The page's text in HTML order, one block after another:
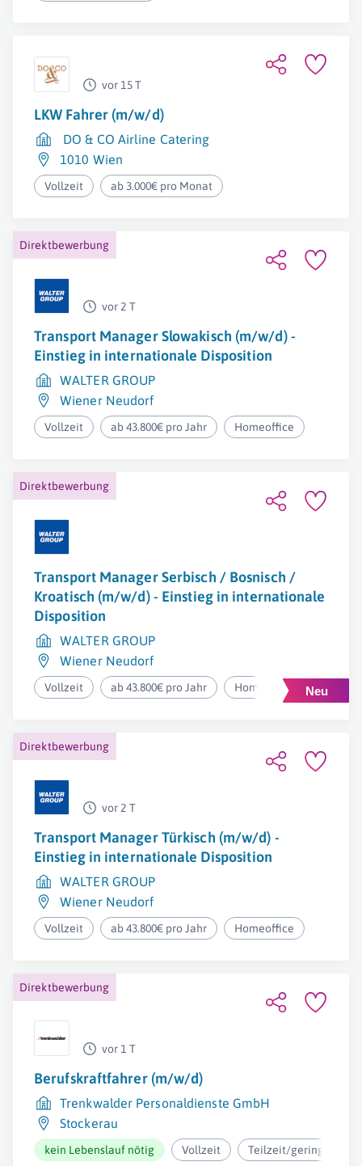
vor 15 T
LKW Fahrer (m/w/d)
DO & CO Airline Catering
1010 Wien
Vollzeit ab 3.000€ pro Monat
Direktbewerbung
vor 2 T
Transport Manager Slowakisch (m/w/d) -
Einstieg in internationale Disposition
WALTER GROUP
Wiener Neudorf
Vollzeit ab 43.800€ pro Jahr Homeoffice
Direktbewerbung
Transport Manager Serbisch / Bosnisch /
Kroatisch (m/w/d) - Einstieg in internationale
Disposition
WALTER GROUP
Wiener Neudorf
Vollzeit ab 43.800€ pro Jahr Homeoffice
Direktbewerbung
vor 2 T
Transport Manager Türkisch (m/w/d) -
Einstieg in internationale Disposition
WALTER GROUP
Wiener Neudorf
Vollzeit ab 43.800€ pro Jahr Homeoffice
Direktbewerbung
vor 1 T
Berufskraftfahrer (m/w/d)
Trenkwalder Personaldienste GmbH
Stockerau
kein Lebenslauf nötig Vollzeit Teilzeit/geringfügig